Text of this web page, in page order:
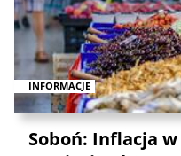
INFORMACJE
Soboń: Inflacja